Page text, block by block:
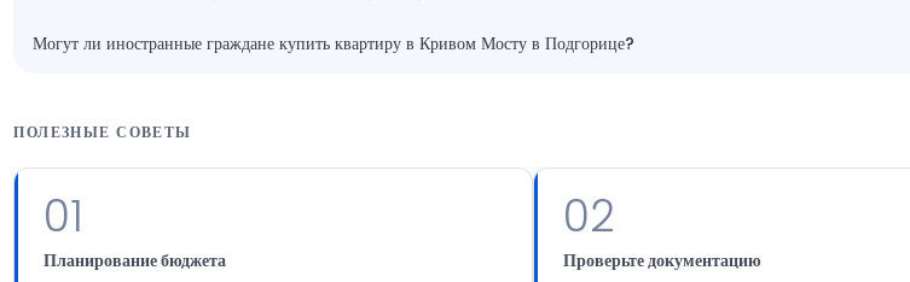
Могут ли иностранные граждане купить квартиру в Кривом Мосту в Подгорице?
ПОЛЕЗНЫЕ СОВЕТЫ
01
Планирование бюджета
02
Проверьте документацию